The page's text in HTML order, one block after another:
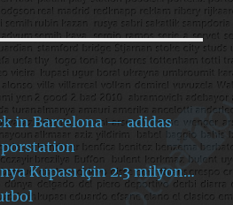
in Barcelona — adidas
Kupası için 2.3 milyon…